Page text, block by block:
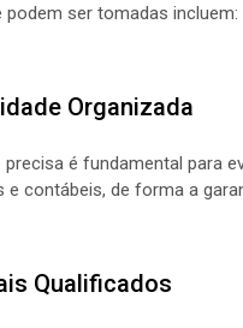
ser tomadas incluem:
Organizada
é fundamental para
contábeis, de forma a
Qualificados